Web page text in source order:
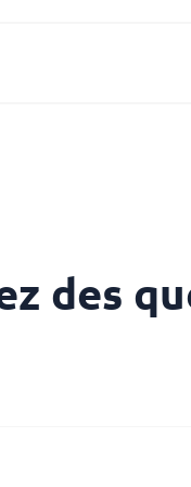
des
par un ordre d’un